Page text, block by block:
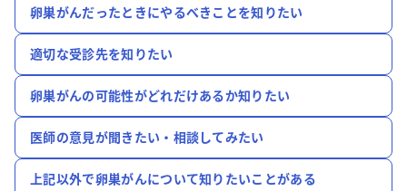
卵巣がんだったときにやるべきことを知りたい
適切な受診先を知りたい
卵巣がんの可能性がどれだけあるか知りたい
医師の意見が聞きたい・相談してみたい
上記以外で卵巣がんについて知りたいことがある